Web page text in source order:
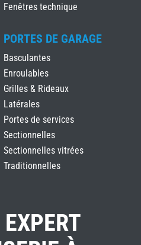
Fenêtres technique
PORTES DE GARAGE
Basculantes
Enroulables
Grilles & Rideaux
Latérales
Portes de services
Sectionnelles
Sectionnelles vitrées
Traditionnelles